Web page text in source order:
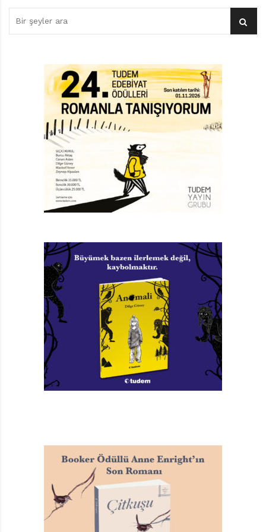
5. Bir klasiği her ilk okuma, aslında bir yeniden
okumadır.
7. Klasikler, bizim okumamızdan önceki okumaların izini
üzerlerinde taşıyarak ve geçtikleri kültür ya da
kültürlerde (ya da daha yalın bir dille, dil ya da
görenekte) bıraktıkları izi peşlerinden sürükleyerek
bize ulaşan kitaplardır.
8. Bir klasik, sürekli olarak kendisi hakkında bir eleştirel
söylemler bütününü tahrik eden, ama hep onları
9. Klasikler, haklarında duyduklarımızla ne kadar
bildiğimize inanıyorsak gerçekten okuduğumuzda o
kadar yeni, beklenmedik, benzersiz bulduğumuz
kitaplardır.
10. Eski çağların tılsımları gibi, evrenin eşdeğeri biçimini
alan bir kitaba klasik denir.
11. “Senin” klasiğin, kayıtsız kalamayacağın ve onunla
bağlantılı olarak, hatta onunla karşıtlık içinde kendini
hemen onun soykütüğü içindeki yerini fark eder.
13. Güncelliği arka plandaki gürültü konumuna atma
eğilimi gösteren, ama aynı zamanda bu arka plandaki
gürültü olmadan yapamayan şey, klasiktir.